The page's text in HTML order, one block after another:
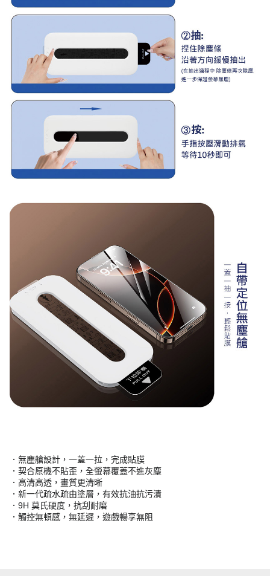
．無塵艙設計，一蓋一拉，完成貼膜
．契合原機不貼歪，全螢幕覆蓋不進灰塵
．高清高透，畫質更清晰
．新一代疏水疏由塗層，有效抗油抗污漬
．9H 莫氏硬度，抗刮耐磨
．觸控無頓感，無延遲，遊戲暢享無阻